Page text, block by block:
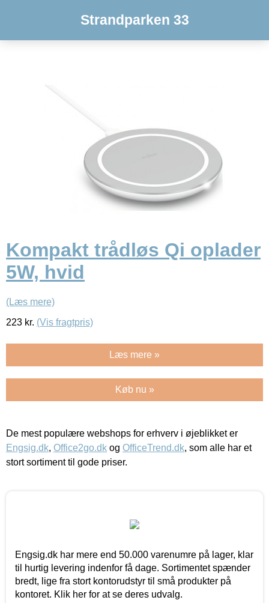
Strandparken 33
Kompakt trådløs Qi oplader
5W, hvid
(Læs mere)
223 kr. (Vis fragtpris)
Læs mere »
Køb nu »
De mest populære webshops for erhverv i øjeblikket er
Engsig.dk, Office2go.dk og OfficeTrend.dk, som alle har et
stort sortiment til gode priser.
Engsig.dk har mere end 50.000 varenumre på lager, klar
til hurtig levering indenfor få dage. Sortimentet spænder
bredt, lige fra stort kontorudstyr til små produkter på
kontoret. Klik her for at se deres udvalg.